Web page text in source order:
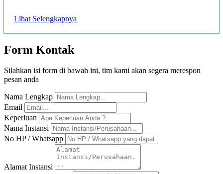
Lihat Selengkapnya
Form Kontak
Silahkan isi form di bawah ini, tim kami akan segera merespon
pesan anda
Nama Lengkap
Email
Keperluan
Nama Instansi
No HP / Whatsapp
Alamat Instansi